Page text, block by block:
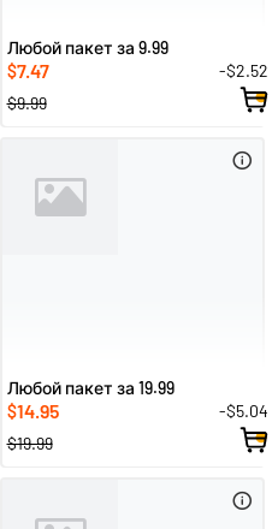
Любой пакет за 9.99
$7.47
-$2.52
$9.99
Любой пакет за 19.99
$14.95
-$5.04
$19.99